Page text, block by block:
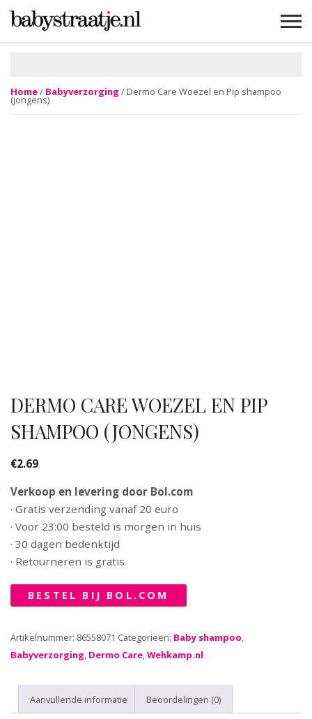
Home/ Babyverzorging / Dermo Care Woezel en Pip shampoo
(jongens)
DERMO CARE WOEZEL EN PIP
SHAMPOO (JONGENS)
€2.69
Verkoop en levering door Bol.com
· Gratis verzending vanaf 20 euro
· Voor 23:00 besteld is morgen in huis
· 30 dagen bedenktijd
· Retourneren is gratis
BESTEL BIJ BOL.COM
Artikelnummer: 86558071 Categorieën: Baby shampoo,
Babyverzorging, Dermo Care,Wehkamp.nl
Aanvullende informatie Beoordelingen (0)